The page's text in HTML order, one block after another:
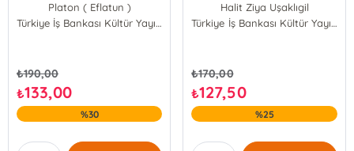
Platon ( Eflatun )
Türkiye İş Bankası Kültür Yayınları
₺190,00
₺133,00
%30
Halit Ziya Uşaklıgil
Türkiye İş Bankası Kültür Yayınları
₺170,00
₺127,50
%25